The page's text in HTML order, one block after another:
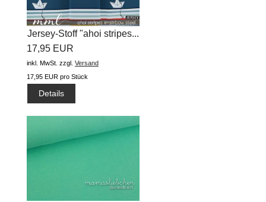
Jersey-Stoff "ahoi stripes...
17,95 EUR
inkl. MwSt. zzgl. Versand
17,95 EUR pro Stück
Details